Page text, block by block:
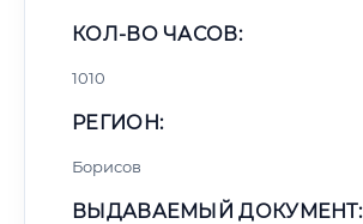
КОЛ-ВО ЧАСОВ:
1010
РЕГИОН:
Борисов
ВЫДАВАЕМЫЙ ДОКУМЕНТ: